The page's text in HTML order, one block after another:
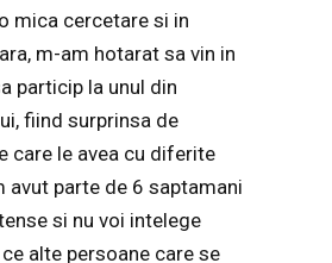
mica cercetare si in
m-am hotarat sa vin in
particip la unul din
fiind surprinsa de
care le avea cu diferite
avut parte de 6 saptamani
si nu voi intelege
alte persoane care se